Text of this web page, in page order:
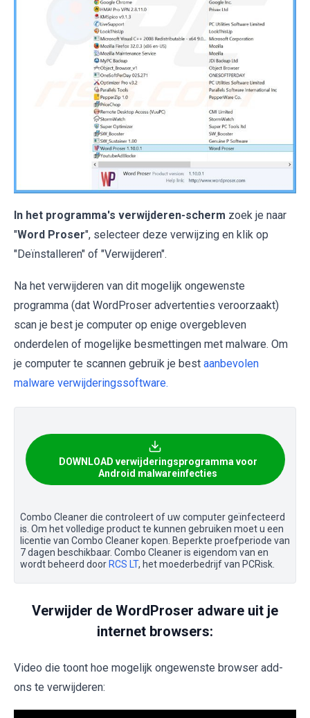
In het programma's verwijderen-scherm zoek je naar
"Word Proser", selecteer deze verwijzing en klik op
"Deïnstalleren" of "Verwijderen".
Na het verwijderen van dit mogelijk ongewenste
programma (dat WordProser advertenties veroorzaakt)
scan je best je computer op enige overgebleven
onderdelen of mogelijke besmettingen met malware. Om
je computer te scannen gebruik je best aanbevolen
malware verwijderingssoftware.
DOWNLOAD verwijderingsprogramma voor
Android malwareinfecties
Combo Cleaner die controleert of uw computer geïnfecteerd
is. Om het volledige product te kunnen gebruiken moet u een
licentie van Combo Cleaner kopen. Beperkte proefperiode van
7 dagen beschikbaar. Combo Cleaner is eigendom van en
wordt beheerd door RCS LT, het moederbedrijf van PCRisk.
Verwijder de WordProser adware uit je
internet browsers:
Video die toont hoe mogelijk ongewenste browser add-
ons te verwijderen: